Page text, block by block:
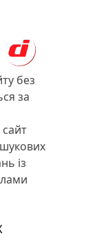
без
за
із